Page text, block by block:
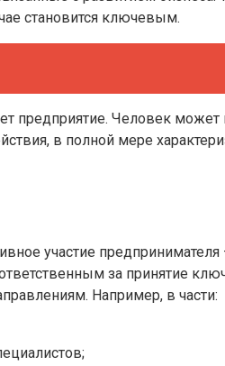
становится ключевым.
предприятие. Человек может
в полной мере
участие предпринимателя
за принятие
Например, в части: